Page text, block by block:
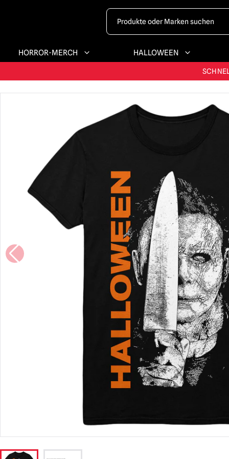
HORROR-MERCH HALLOWEENGRÖSSTES &
GRÖSSTES &